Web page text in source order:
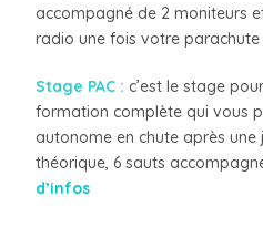
accompagné de 2 moniteurs
radio une fois votre
Stage PAC : c’est le stage
formation complète qui vous
autonome en chute après
théorique, 6 sauts
d’infos